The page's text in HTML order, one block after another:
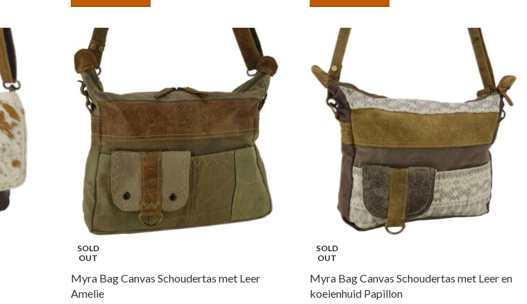
SOLD
OUT
Myra Bag Canvas Schoudertas met Leer
Amelie
SOLD
OUT
Myra Bag Canvas Schoudertas met Leer en
koeienhuid Papillon